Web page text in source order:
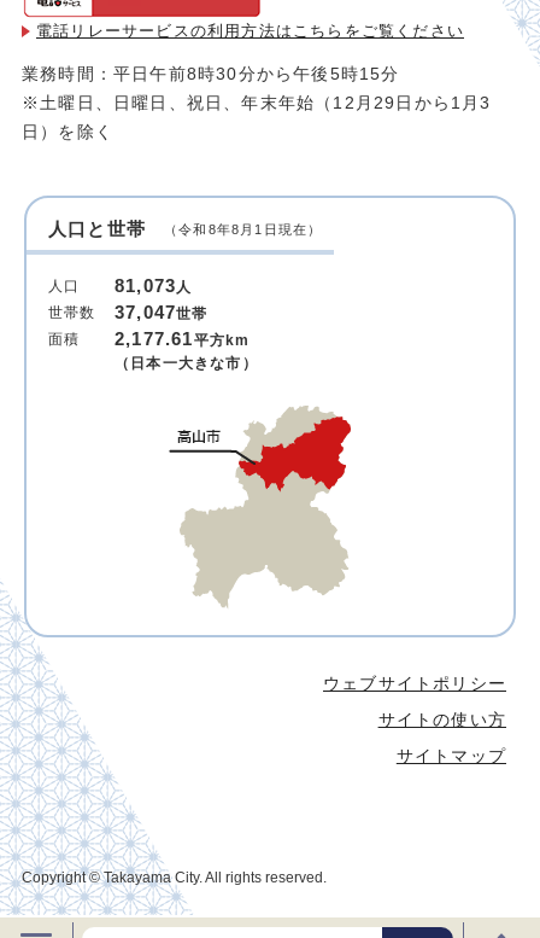
電話リレーサービスの利用方法は こちらをご覧ください
業務時間：平日午前8時30分から午後5時15分
※土曜日、日曜日、祝日、年末年始（12月29日から1月3
日）を除く
人口と世帯 （令和8年8月1日現在）
人口 81,073人
世帯数
37,047世帯
面積
2,177.61平方km
（日本一大きな市）
ウェブサイトポリシー
サイトの使い方
サイトマップ
Copyright © Takayama City. All rights reserved.